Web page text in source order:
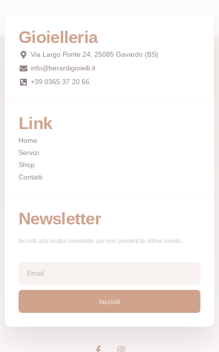
Gioielleria
Via Largo Ponte 24, 25085 Gavardo (BS)
info@berardigioielli.it
+39 0365 37 20 66
Link
Home
Servizi
Shop
Contatti
Newsletter
Iscriviti alla nostra newsletter per non perderti le ultime novità.
Iscriviti